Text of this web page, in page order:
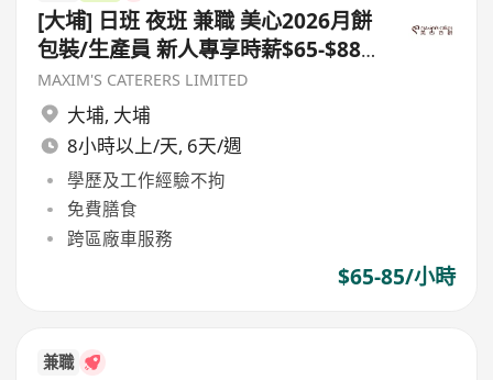
[大埔] 日班 夜班 兼職 美心2026月餅
包裝/生產員 新人專享時薪$65-$88
短期合約至9月22日
MAXIM'S CATERERS LIMITED
大埔, 大埔
8小時以上/天, 6天/週
學歷及工作經驗不拘
免費膳食
跨區廠車服務
$65-85/小時
兼職